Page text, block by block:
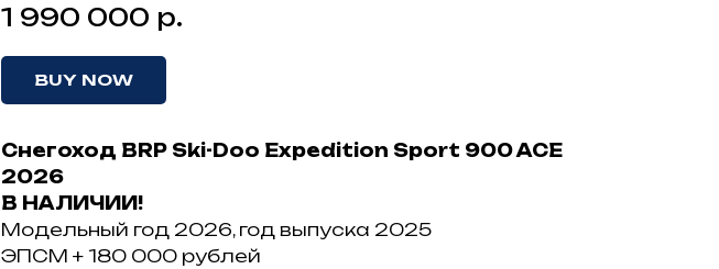
1 990 000 р.
BUY NOW
Снегоход BRP Ski-Doo Expedition Sport 900 ACE
2026
В HAЛИЧИИ!
Модельный год 2026, год выпуска 2025
ЭПCМ + 180 000 pублей